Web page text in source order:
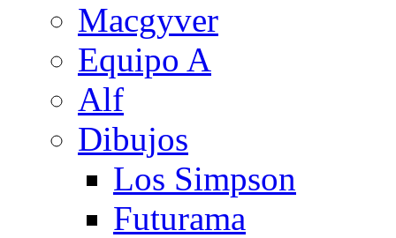
Macgyver
Equipo A
Alf
Dibujos
Los Simpson
Futurama